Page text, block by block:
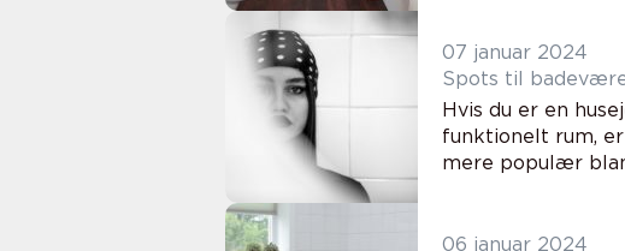
07 januar 2024
Spots til
Hvis du er en
funktionelt rum,
mere populær
06 januar 2024